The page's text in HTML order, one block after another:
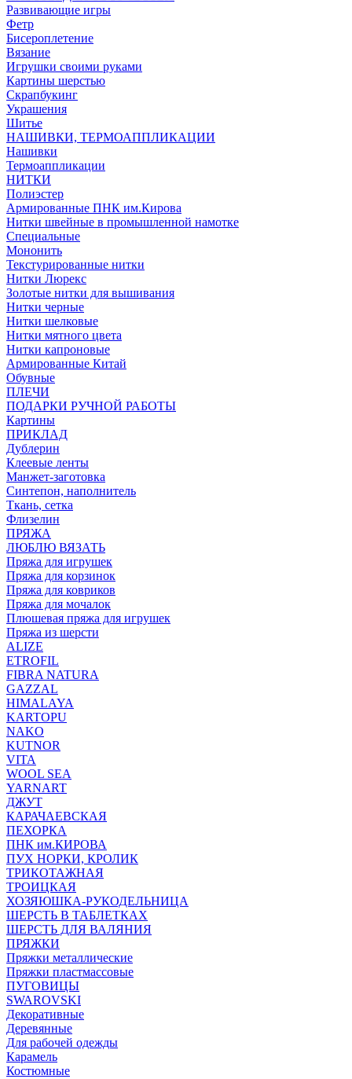
Развивающие игры
Фетр
Бисероплетение
Вязание
Игрушки своими руками
Картины шерстью
Скрапбукинг
Украшения
Шитье
НАШИВКИ, ТЕРМОАППЛИКАЦИИ
Нашивки
Термоаппликации
НИТКИ
Полиэстер
Армированные ПНК им.Кирова
Нитки швейные в промышленной намотке
Специальные
Мононить
Текстурированные нитки
Нитки Люрекс
Золотые нитки для вышивания
Нитки черные
Нитки шелковые
Нитки мятного цвета
Нитки капроновые
Армированные Китай
Обувные
ПЛЕЧИ
ПОДАРКИ РУЧНОЙ РАБОТЫ
Картины
ПРИКЛАД
Дублерин
Клеевые ленты
Манжет-заготовка
Синтепон, наполнитель
Ткань, сетка
Флизелин
ПРЯЖА
ЛЮБЛЮ ВЯЗАТЬ
Пряжа для игрушек
Пряжа для корзинок
Пряжа для ковриков
Пряжа для мочалок
Плюшевая пряжа для игрушек
Пряжа из шерсти
ALIZE
ETROFIL
FIBRA NATURA
GAZZAL
HIMALAYA
KARTOPU
NAKO
KUTNOR
VITA
WOOL SEA
YARNART
ДЖУТ
КАРАЧАЕВСКАЯ
ПЕХОРКА
ПНК им.КИРОВА
ПУХ НОРКИ, КРОЛИК
ТРИКОТАЖНАЯ
ТРОИЦКАЯ
ХОЗЯЮШКА-РУКОДЕЛЬНИЦА
ШЕРСТЬ В ТАБЛЕТКАХ
ШЕРСТЬ ДЛЯ ВАЛЯНИЯ
ПРЯЖКИ
Пряжки металлические
Пряжки пластмассовые
ПУГОВИЦЫ
SWAROVSKI
Декоративные
Деревянные
Для рабочей одежды
Карамель
Костюмные